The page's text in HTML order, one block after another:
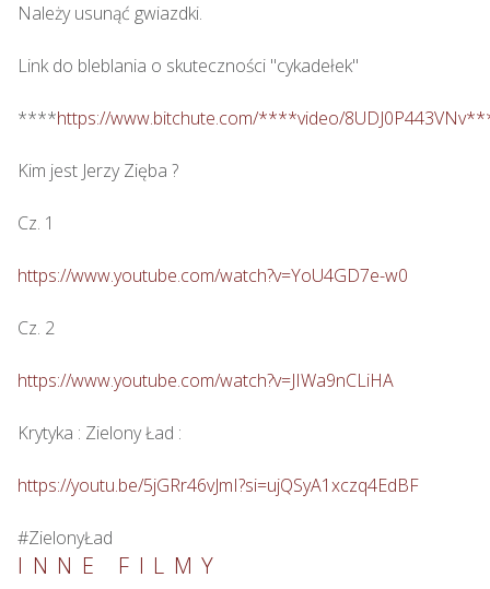
Należy usunąć gwiazdki.
Link do bleblania o skuteczności "cykadełek"
****https://www.bitchute.com/****video/
Kim jest Jerzy Zięba ?
Cz. 1
https://www.youtube.com/watch?v=YoU4GD7e-w0
Cz. 2
https://www.youtube.com/watch?v=JIWa9nCLiHA
Krytyka : Zielony Ład :
https://youtu.be/5jGRr46vJmI?si=ujQSyA1xczq4EdBF
#ZielonyŁad
INNE FILMY